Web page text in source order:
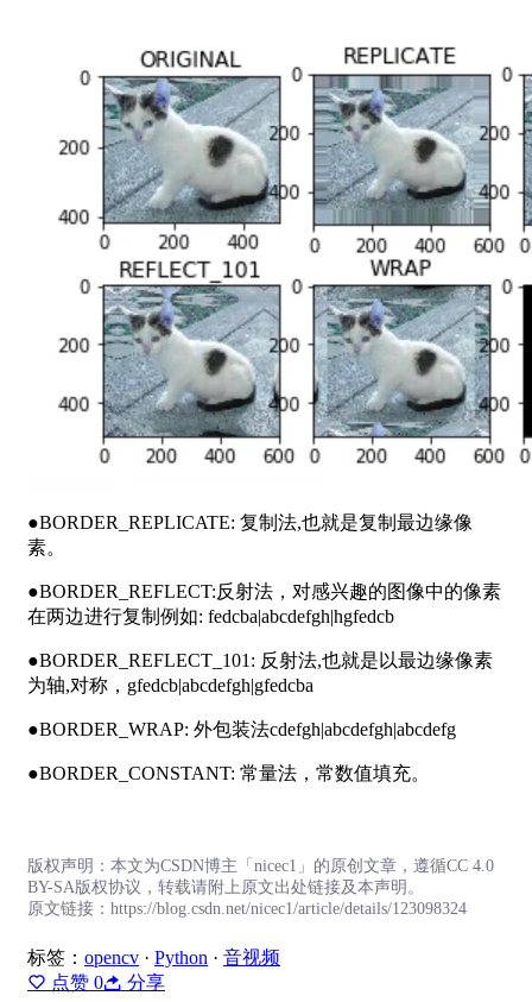
●BORDER_REPLICATE: 复制法,也就是复制最边缘像
素。
●BORDER_REFLECT:反射法，对感兴趣的图像中的像素
在两边进行复制例如: fedcba|abcdefgh|hgfedcb
●BORDER_REFLECT_101: 反射法,也就是以最边缘像素
为轴,对称，gfedcb|abcdefgh|gfedcba
●BORDER_WRAP: 外包装法cdefgh|abcdefgh|abcdefg
●BORDER_CONSTANT: 常量法，常数值填充。
版权声明：本文为CSDN博主「nicec1」的原创文章，遵循CC 4.0
BY-SA版权协议，转载请附上原文出处链接及本声明。
原文链接：https://blog.csdn.net/nicec1/article/details/123098324
标签： opencv · Python · 音视频
点赞 0 分享